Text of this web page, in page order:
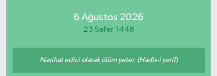
6 Ağustos 2026
23 Safer 1448
Nasihat edici olarak ölüm yeter. (Hadis-i şerif)
Tüm Manşetler